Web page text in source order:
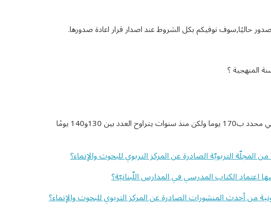
حاليًا,سوف نوفيكم بكل الشروط عند اصدار قرار اعادة صدورها.
المنهجية ؟
بين 130و140 يومًا
التربويّة الصادرة عن المركز التربوي للبحوث والإنماء؟
اعتماد الكتاب المدرسي في المدارس اللّبنانيّة؟
أحدث المنشورات الصادرة عن المركز التربوي للبحوث والإنماء؟